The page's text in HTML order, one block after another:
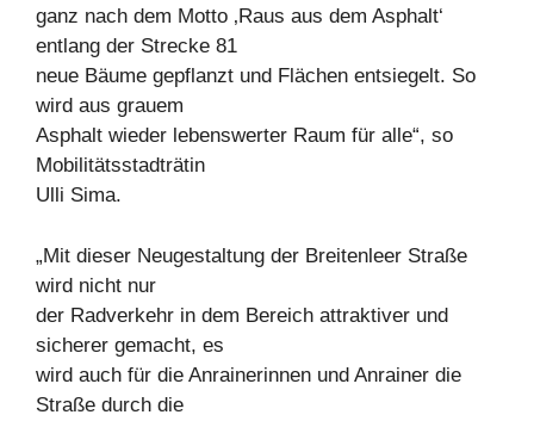
ganz nach dem Motto ‚Raus aus dem Asphalt‘
entlang der Strecke 81
neue Bäume gepflanzt und Flächen entsiegelt. So
wird aus grauem
Asphalt wieder lebenswerter Raum für alle“, so
Mobilitätsstadträtin
Ulli Sima.
„Mit dieser Neugestaltung der Breitenleer Straße
wird nicht nur
der Radverkehr in dem Bereich attraktiver und
sicherer gemacht, es
wird auch für die Anrainerinnen und Anrainer die
Straße durch die